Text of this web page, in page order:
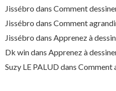
Jissébro dans Comment
Jissébro dans Comment
Jissébro dans Apprenez à
Dk windans Apprenez à
Suzy LE PALUDdans Comment